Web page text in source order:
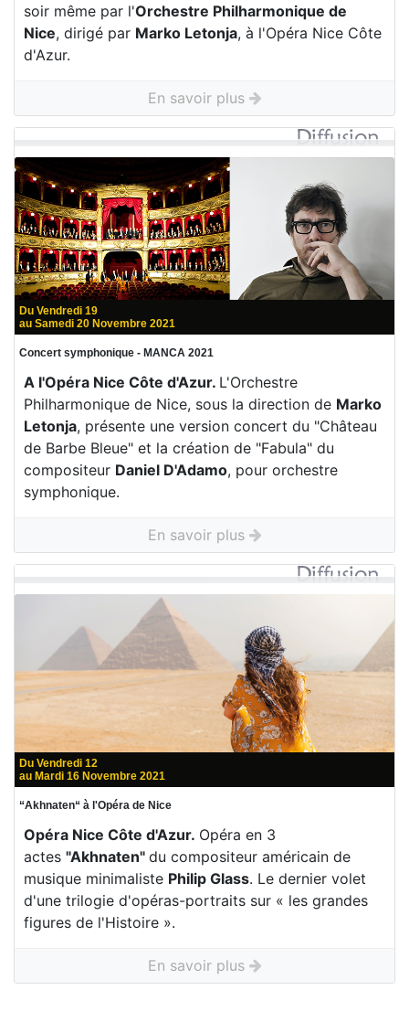
soir même par l'Orchestre Philharmonique de
Nice, dirigé par Marko Letonja, à l'Opéra Nice Côte
d'Azur.
En savoir plus
Du Vendredi 19
au Samedi 20 Novembre 2021
Concert symphonique - MANCA 2021
A l'Opéra Nice Côte d'Azur. L'Orchestre
Philharmonique de Nice, sous la direction de Marko
Letonja, présente une version concert du "Château
de Barbe Bleue" et la création de "Fabula" du
compositeur Daniel D'Adamo, pour orchestre
symphonique.
En savoir plus
Du Vendredi 12
au Mardi 16 Novembre 2021
“Akhnaten“ à l'Opéra de Nice
Opéra Nice Côte d'Azur. Opéra en 3
actes "Akhnaten" du compositeur américain de
musique minimaliste Philip Glass. Le dernier volet
d'une trilogie d'opéras-portraits sur « les grandes
figures de l'Histoire ».
En savoir plus